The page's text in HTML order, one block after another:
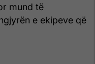
mund të
e ekipeve që